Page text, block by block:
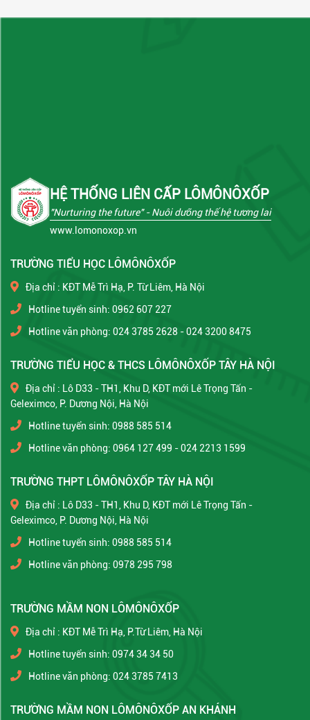
HỆ THỐNG LIÊN CẤP LÔMÔNÔXỐP
"Nurturing the future"- Nuôi dưỡng thế hệ tương lai
www.lomonoxop.vn
TRƯỜNG TIỂU HỌC LÔMÔNÔXỐP
Địa chỉ : KĐT Mễ Trì Hạ, P. Từ Liêm, Hà Nội
Hotline tuyển sinh: 0962 607 227
Hotline văn phòng: 024 3785 2628 - 024 3200 8475
TRƯỜNG TIỂU HỌC & THCS LÔMÔNÔXỐP TÂY HÀ NỘI
Địa chỉ : Lô D33 - TH1, Khu D, KĐT mới Lê Trọng Tấn -
Geleximco, P. Dương Nội, Hà Nội
Hotline tuyển sinh: 0988 585 514
Hotline văn phòng: 0964 127 499 - 024 2213 1599
TRƯỜNG THPT LÔMÔNÔXỐP TÂY HÀ NỘI
Địa chỉ : Lô D33 - TH1, Khu D, KĐT mới Lê Trọng Tấn -
Geleximco, P. Dương Nội, Hà Nội
Hotline tuyển sinh: 0988 585 514
Hotline văn phòng: 0978 295 798
TRƯỜNG MẦM NON LÔMÔNÔXỐP
Địa chỉ : KĐT Mễ Trì Hạ, P.Từ Liêm, Hà Nội
Hotline tuyển sinh: 0974 34 34 50
Hotline văn phòng: 024 3785 7413
TRƯỜNG MẦM NON LÔMÔNÔXỐP AN KHÁNH